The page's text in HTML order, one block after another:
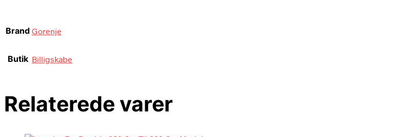
Brand Gorenje
Butik Billigskabe
Relaterede varer